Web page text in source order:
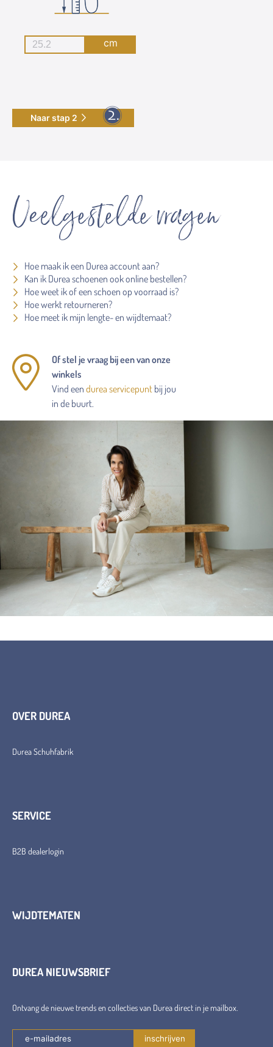
cm
Naar stap 2
Veelgestelde vragen
Hoe maak ik een Durea account aan?
Kan ik Durea schoenen ook online bestellen?
Hoe weet ik of een schoen op voorraad is?
Hoe werkt retourneren?
Hoe meet ik mijn lengte- en wijdtemaat?
Of stel je vraag bij een van onze
winkels
Vind een durea servicepunt bij jou
in de buurt.
OVER DUREA
Durea Schuhfabrik
SERVICE
B2B dealerlogin
WIJDTEMATEN
DUREA NIEUWSBRIEF
Ontvang de nieuwe trends en collecties van Durea direct in je mailbox.